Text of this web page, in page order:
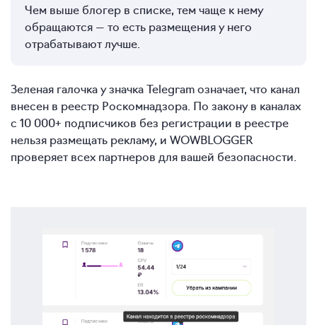
Чем выше блогер в списке, тем чаще к нему
обращаются — то есть размещения у него
отрабатывают лучше.
Зеленая галочка у значка Telegram означает, что канал
внесен в реестр Роскомнадзора. По закону в каналах
с 10 000+ подписчиков без регистрации в реестре
нельзя размещать рекламу, и WOWBLOGGER
проверяет всех партнеров для вашей безопасности.